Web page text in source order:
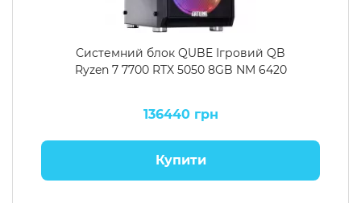
Системний блок QUBE Ігровий QB
Ryzen 7 7700 RTX 5050 8GB NM 6420
136440 грн
Купити